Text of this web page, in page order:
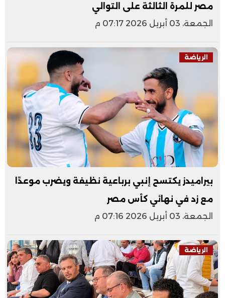
مصر للمرة الثالثة على التوالي
الجمعة، 03 أبريل 2026 07:17 م
الرياضة
بيراميدز يكتسح إنبي برباعية نظيفة ويضرب موعدًا
مع زد في نهائي كأس مصر
الجمعة، 03 أبريل 2026 07:16 م
الرياضة